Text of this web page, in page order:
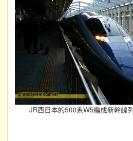
JR西日本的500系W5編成新幹線